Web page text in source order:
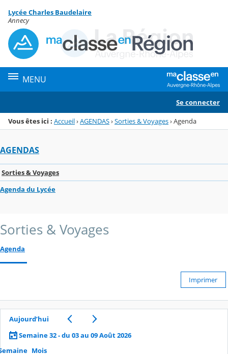
Menu de la rubrique
Contenu
Lycée Charles Baudelaire
Annecy
MENU
Se connecter
Vous êtes ici : Accueil›AGENDAS›Sorties & Voyages›Agenda
AGENDAS
Sorties & Voyages
Agenda du Lycée
Sorties & Voyages
Agenda
Imprimer
Aujourd’hui
Semaine 32 - du 03 au 09 Août 2026
Mois